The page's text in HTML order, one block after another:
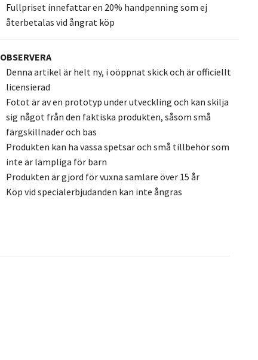
Fullpriset innefattar en 20% handpenning som ej
återbetalas vid ångrat köp
OBSERVERA
Denna artikel är helt ny, i oöppnat skick och är officiellt
licensierad
Fotot är av en prototyp under utveckling och kan skilja
sig något från den faktiska produkten, såsom små
färgskillnader och bas
Produkten kan ha vassa spetsar och små tillbehör som
inte är lämpliga för barn
Produkten är gjord för vuxna samlare över 15 år
Köp vid specialerbjudanden kan inte ångras